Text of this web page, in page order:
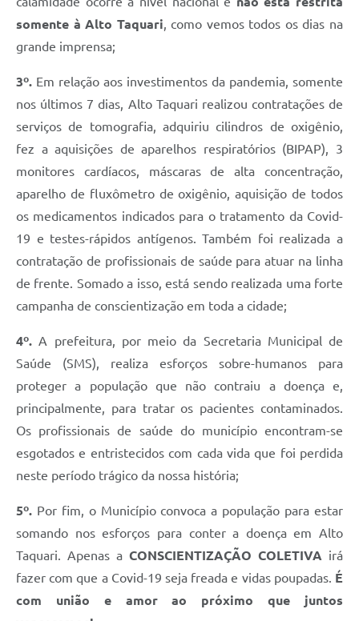
somente à Alto Taquari, como vemos todos os dias na
grande imprensa;
3º. Em relação aos investimentos da pandemia, somente
nos últimos 7 dias, Alto Taquari realizou contratações de
serviços de tomografia, adquiriu cilindros de oxigênio,
fez a aquisições de aparelhos respiratórios (BIPAP), 3
monitores cardíacos, máscaras de alta concentração,
aparelho de fluxômetro de oxigênio, aquisição de todos
os medicamentos indicados para o tratamento da Covid-
19 e testes-rápidos antígenos. Também foi realizada a
contratação de profissionais de saúde para atuar na linha
de frente. Somado a isso, está sendo realizada uma forte
campanha de conscientização em toda a cidade;
4º. A prefeitura, por meio da Secretaria Municipal de
Saúde (SMS), realiza esforços sobre-humanos para
proteger a população que não contraiu a doença e,
principalmente, para tratar os pacientes contaminados.
Os profissionais de saúde do município encontram-se
esgotados e entristecidos com cada vida que foi perdida
neste período trágico da nossa história;
5º. Por fim, o Município convoca a população para estar
somando nos esforços para conter a doença em Alto
Taquari. Apenas a CONSCIENTIZAÇÃO COLETIVA irá
fazer com que a Covid-19 seja freada e vidas poupadas. É
com união e amor ao próximo que juntos